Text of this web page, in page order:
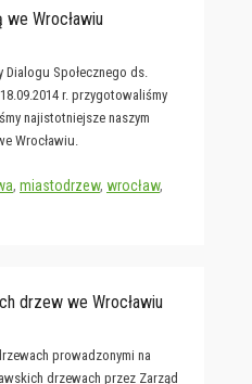
Wrocławiu
Społecznego ds.
r. przygotowaliśmy
najistotniejsze naszym
Wrocławiu.
, miastodrzew, wrocław,
drzew we Wrocławiu
prowadzonymi na
drzewach przez Zarząd